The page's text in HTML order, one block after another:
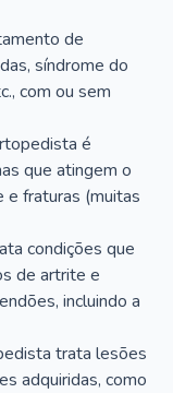
de
síndrome do
com ou sem
é
que atingem o
e fraturas (muitas
condições que
de artrite e
incluindo a
trata lesões
adquiridas, como